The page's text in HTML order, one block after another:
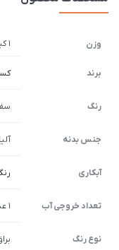
وزن 1 کیلوگرم
برند
رنگ
جنس بدنه
آبکاری
تعداد خروجی آب 1 عدد
نوع رنگ